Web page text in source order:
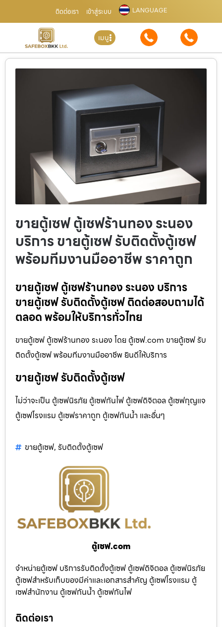
ติดต่อเรา เข้าสู่ระบบ LANGUAGE
เมนู
ขายตู้เซฟ ตู้เซฟร้านทอง ระนอง
บริการ ขายตู้เซฟ รับติดตั้งตู้เซฟ
พร้อมทีมงานมืออาชีพ ราคาถูก
ขายตู้เซฟ ตู้เซฟร้านทอง ระนอง บริการ
ขายตู้เซฟ รับติดตั้งตู้เซฟ ติดต่อสอบถามได้
ตลอด พร้อมให้บริการทั่วไทย
ขายตู้เซฟ ตู้เซฟร้านทอง ระนอง โดย ตู้เซฟ.com ขายตู้เซฟ รับ
ติดตั้งตู้เซฟ พร้อมทีมงานมืออาชีพ ยินดีให้บริการ
ขายตู้เซฟ รับติดตั้งตู้เซฟ
ไม่ว่าจะเป็น ตู้เซฟนิรภัย ตู้เซฟกันไฟ ตู้เซฟดิจิตอล ตู้เซฟกุญแจ
ตู้เซฟโรงแรม ตู้เซฟราคาถูก ตู้เซฟกันน้ำ และอื่นๆ
ขายตู้เซฟ, รับติดตั้งตู้เซฟ
ตู้เซฟ.com
จำหน่ายตู้เซฟ บริการรับติดตั้งตู้เซฟ ตู้เซฟดิจิตอล ตู้เซฟนิรภัย
ตู้เซฟสำหรับเก็บของมีค่าและเอกสารสำคัญ ตู้เซฟโรงแรม ตู้
เซฟสำนักงาน ตู้เซฟกันน้ำ ตู้เซฟกันไฟ
ติดต่อเรา